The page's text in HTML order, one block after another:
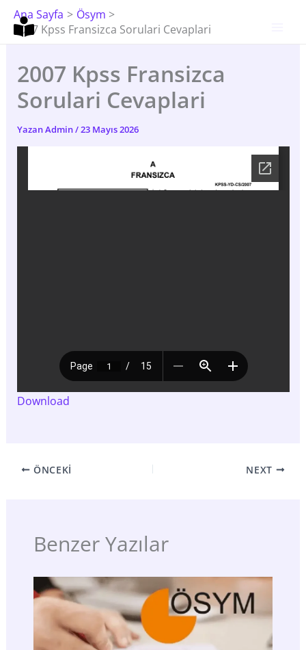
İçeriğe
Atla
Ana Sayfa
Ösym
2007 Kpss Fransizca Sorulari Cevaplari
2007 Kpss Fransizca
Sorulari Cevaplari
YazanAdmin/23 Mayıs 2026
Download
ÖNCEKI NEXT
Benzer Yazılar